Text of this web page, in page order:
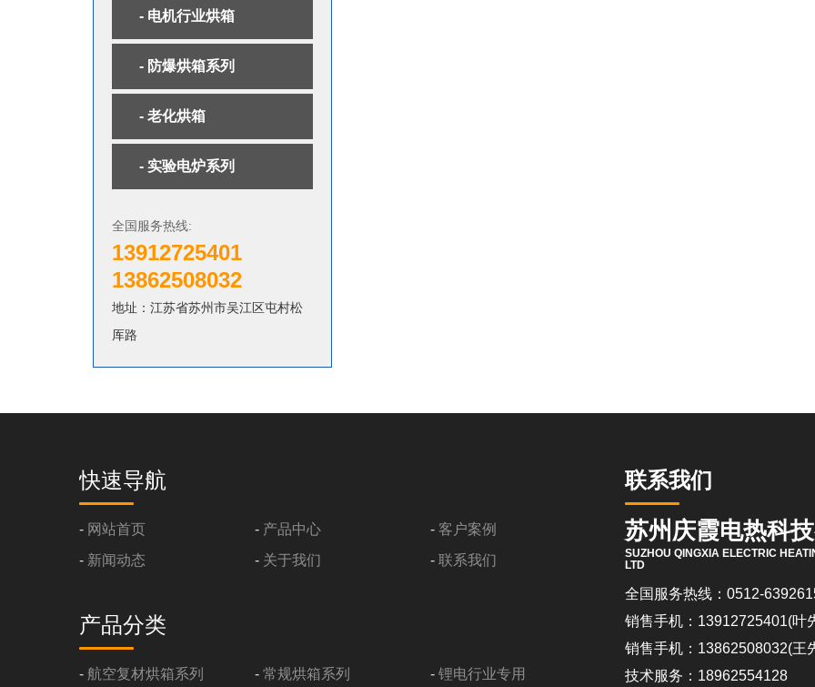
- 电机行业烘箱
- 防爆烘箱系列
- 老化烘箱
- 实验电炉系列
全国服务热线:
13912725401
13862508032
地址：江苏省苏州市吴江区屯村松
厍路
快速导航
- 网站首页 - 产品中心 - 客户案例
- 新闻动态 - 关于我们 -联系我们
产品分类
- 航空复材烘箱系列 -常规烘箱系列 -锂电行业专用
联系我们
苏州庆霞电热科
SUZHOU QINGXIA ELECTRIC
LTD
全国服务热线：0512-
销售手机：13912725401(叶
销售手机：13862508032(王
技术服务：18962554128